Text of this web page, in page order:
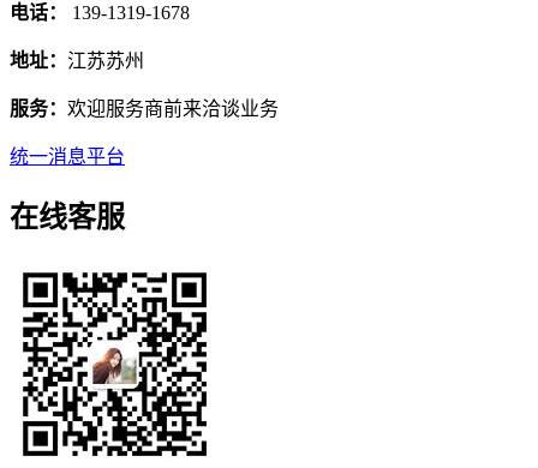
电话： 139-1319-1678
地址： 江苏苏州
服务： 欢迎服务商前来洽谈业务
统一消息平台
在线客服